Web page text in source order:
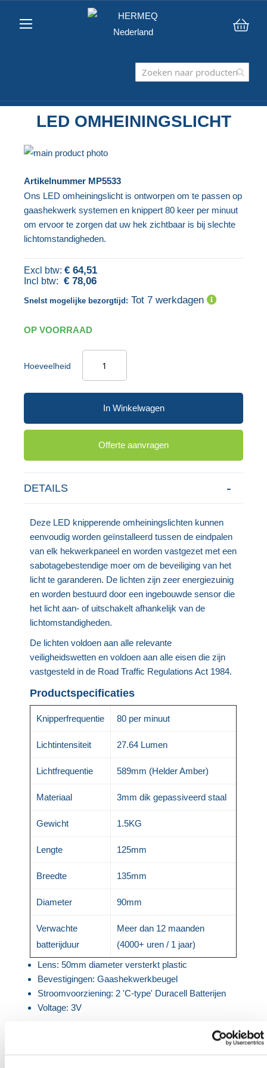
LED OMHEININGSLICHT
Ga
het
einde
van
gallerij
naar
het
begin
afbeeldingen-
gallerij
Artikelnummer MP5533
Ons LED omheiningslicht is ontworpen om te passen op
gaashekwerk systemen en knippert 80 keer per minuut
om ervoor te zorgen dat uw hek zichtbaar is bij slechte
lichtomstandigheden.
€ 64,51
€ 78,06
Snelst mogelijke bezorgtijd: Tot 7 werkdagen
OP VOORRAAD
Hoeveelheid
In Winkelwagen
Offerte aanvragen
DETAILS
Deze LED knipperende omheiningslichten kunnen
eenvoudig worden geïnstalleerd tussen de eindpalen
van elk hekwerkpaneel en worden vastgezet met een
sabotagebestendige moer om de beveiliging van het
licht te garanderen. De lichten zijn zeer energiezuinig
en worden bestuurd door een ingebouwde sensor die
het licht aan- of uitschakelt afhankelijk van de
lichtomstandigheden.
De lichten voldoen aan alle relevante
veiligheidswetten en voldoen aan alle eisen die zijn
vastgesteld in de Road Traffic Regulations Act 1984.
Productspecificaties
Knipperfrequentie 80 per minuut
Lichtintensiteit 27.64 Lumen
Lichtfrequentie 589mm (Helder Amber)
Materiaal 3mm dik gepassiveerd staal
Gewicht 1.5KG
Lengte 125mm
Breedte 135mm
Diameter 90mm
Verwachte
batterijduur
Meer dan 12 maanden
(4000+ uren / 1 jaar)
Lens: 50mm diameter versterkt plastic
Bevestigingen: Gaashekwerkbeugel
Stroomvoorziening: 2 'C-type' Duracell Batterijen
Voltage: 3V
Tijdelijke